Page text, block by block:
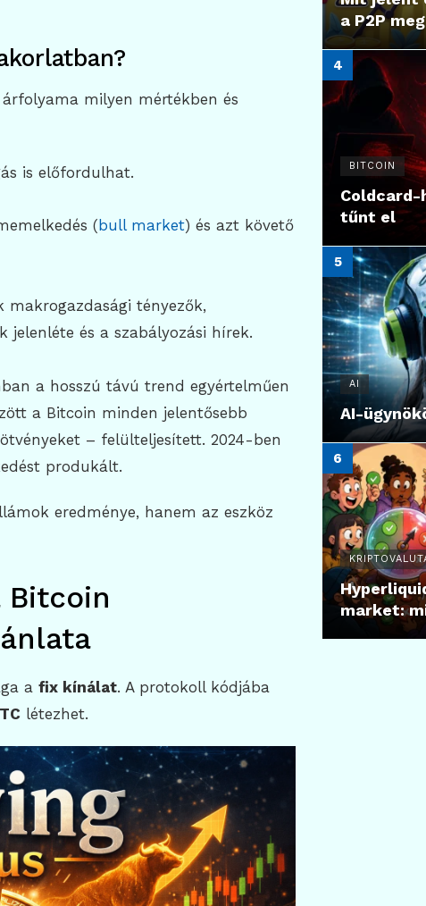
milyen mértékben és
is előfordulhat.
( bull market) és azt követő
makrogazdasági tényezők,
és a szabályozási hírek.
a hosszú távú trend egyértelműen
a Bitcoin minden jelentősebb
– felülteljesített. 2024-ben
produkált.
eredménye, hanem az eszköz
Bitcoin
a fix kínálat. A protokoll kódjába
létezhet.
a P2P
BITCOIN
Coldcard-
tűnt el
AI
AI-
market: